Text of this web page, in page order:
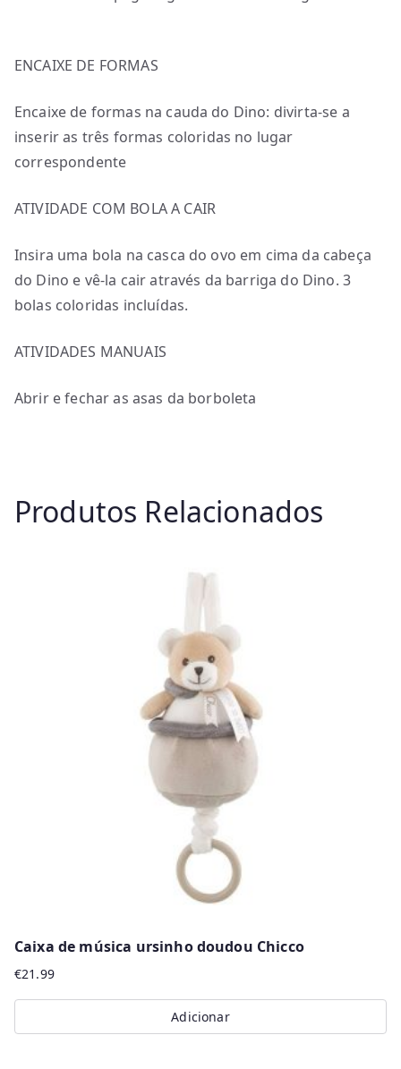
ENCAIXE DE FORMAS
Encaixe de formas na cauda do Dino: divirta-se a
inserir as três formas coloridas no lugar
correspondente
ATIVIDADE COM BOLA A CAIR
Insira uma bola na casca do ovo em cima da cabeça
do Dino e vê-la cair através da barriga do Dino. 3
bolas coloridas incluídas.
ATIVIDADES MANUAIS
Abrir e fechar as asas da borboleta
Produtos Relacionados
Caixa de música ursinho doudou Chicco
€21.99
Adicionar